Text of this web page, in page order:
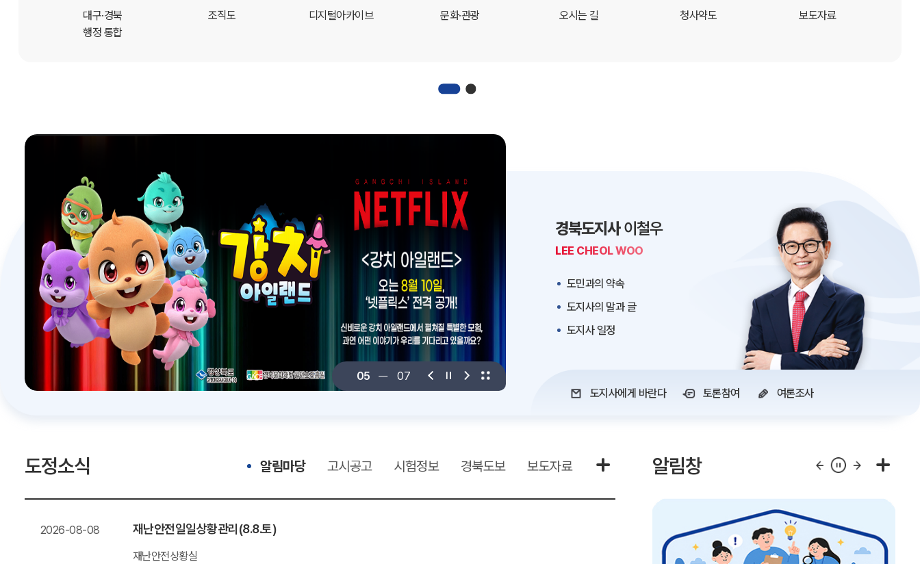
대구·경북
행정 통합
조직도 디지털아카이브 문화·관광 오시는 길 청사약도 보도자료
06 07
경북도지사이철우
LEE CHEOL WOO
도민과의 약속
도지사의 말과 글
도지사 일정
도지사에게 바란다 토론참여 여론조사
도정소식 알림마당 고시공고 시험정보 경북도보 보도자료
2026-08-08 재난안전일일상황관리(8.8.토)
재난안전상황실
알림창